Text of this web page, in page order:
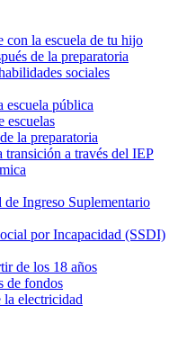
con la escuela de tu hijo
de la preparatoria
sociales
escuela pública
escuelas
la preparatoria
transición a través del IEP
Ingreso Suplementario
por Incapacidad (SSDI)
de los 18 años
de fondos
la electricidad